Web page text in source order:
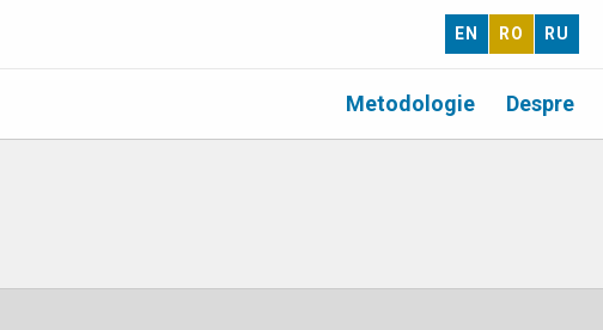
EN RO RU
Despre
Metodologie